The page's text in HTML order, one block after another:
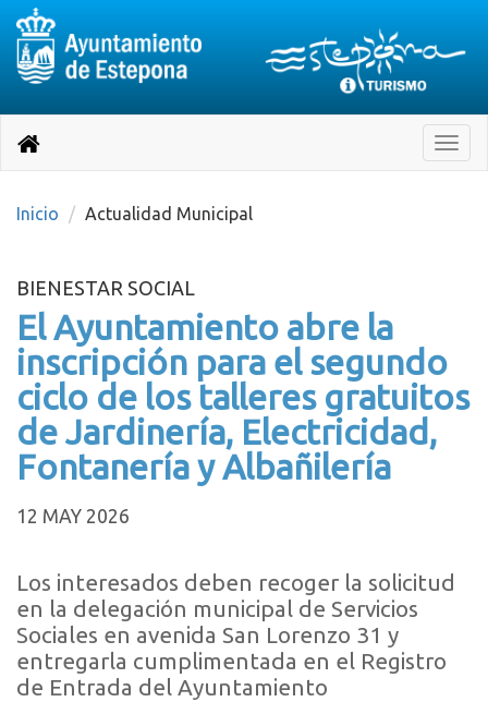
página
Toggle
Destino:
Volver
inicio
Inicio Actualidad Municipal
BIENESTAR SOCIAL
El Ayuntamiento abre la
inscripción para el segundo
ciclo de los talleres gratuitos
de Jardinería, Electricidad,
Fontanería y Albañilería
12 MAY 2026
Los interesados deben recoger la solicitud
en la delegación municipal de Servicios
Sociales en avenida San Lorenzo 31 y
entregarla cumplimentada en el Registro
de Entrada del Ayuntamiento